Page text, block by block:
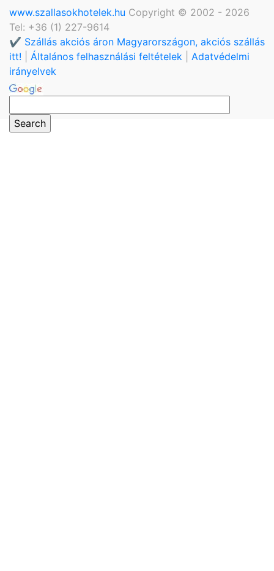
www.szallasokhotelek.hu Copyright © 2002 - 2026
Tel: +36 (1) 227-9614
✔️ Szállás akciós áron Magyarországon, akciós szállás
itt!
Általános felhasználási feltételek
Adatvédelmi
irányelvek